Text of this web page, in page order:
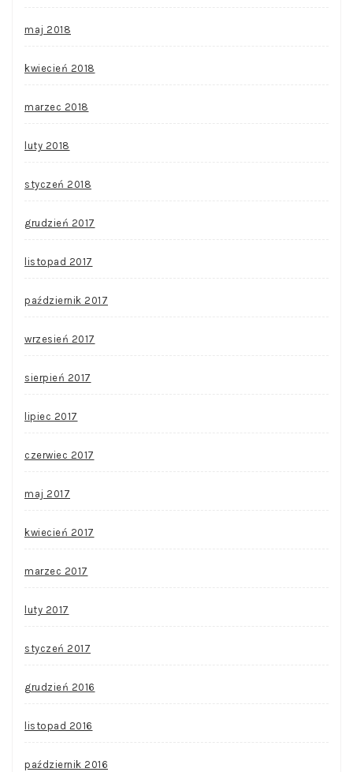
maj 2018
kwiecień 2018
marzec 2018
luty 2018
styczeń 2018
grudzień 2017
listopad 2017
październik 2017
wrzesień 2017
sierpień 2017
lipiec 2017
czerwiec 2017
maj 2017
kwiecień 2017
marzec 2017
luty 2017
styczeń 2017
grudzień 2016
listopad 2016
październik 2016